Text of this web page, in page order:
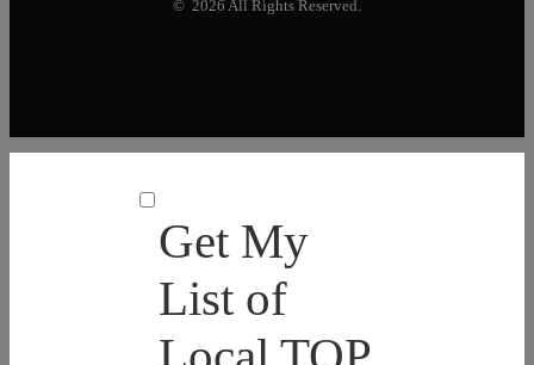
© 2026 All Rights Reserved.
Get My
List of